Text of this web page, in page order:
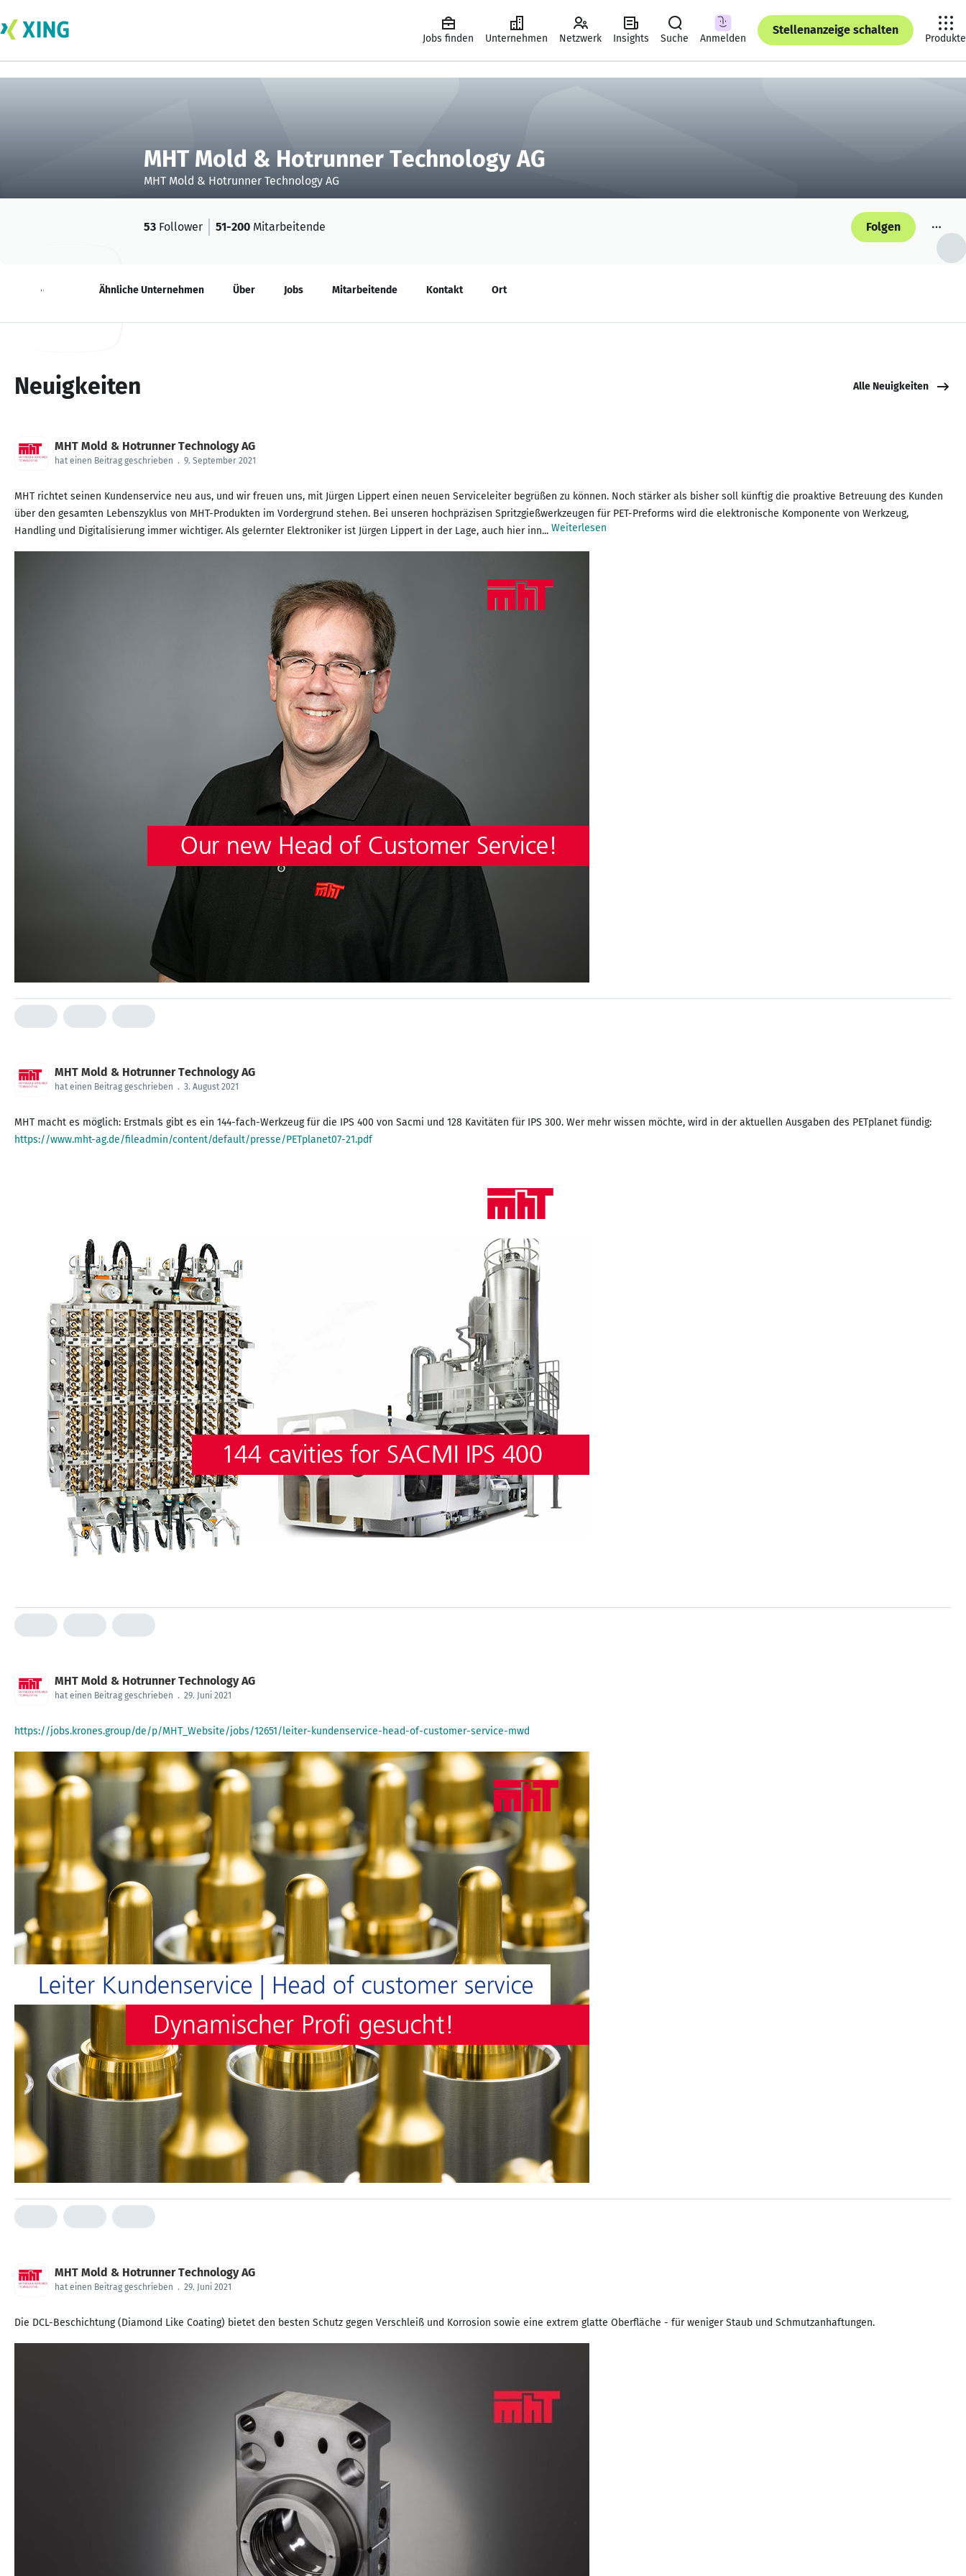
Jobs finden Unternehmen Netzwerk Insights Suche Anmelden
Stellenanzeige schalten
Produkte
MHT Mold & Hotrunner Technology AG
MHT Mold & Hotrunner Technology AG
53 Follower 51-200 Mitarbeitende Folgen
Neuigkeiten Ähnliche Unternehmen Über Jobs Mitarbeitende Kontakt Ort
Neuigkeiten Alle Neuigkeiten
MHT Mold & Hotrunner Technology AG
hat einen Beitrag geschrieben . 9. September 2021
MHT richtet seinen Kundenservice neu aus, und wir freuen uns, mit Jürgen Lippert einen neuen Serviceleiter begrüßen zu können. Noch stärker als bisher soll künftig die proaktive Betreuung des Kunden
über den gesamten Lebenszyklus von MHT-Produkten im Vordergrund stehen. Bei unseren hochpräzisen Spritzgießwerkzeugen für PET-Preforms wird die elektronische Komponente von Werkzeug,
Handling und Digitalisierung immer wichtiger. Als gelernter Elektroniker ist Jürgen Lippert in der Lage, auch hier inn... Weiterlesen
MHT Mold & Hotrunner Technology AG
hat einen Beitrag geschrieben . 3. August 2021
https://www.mht-ag.de/fileadmin/content/default/presse/PETplanet07-21.pdf
MHT Mold & Hotrunner Technology AG
hat einen Beitrag geschrieben . 29. Juni 2021
https://jobs.krones.group/de/p/MHT_Website/jobs/12651/leiter-kundenservice-head-of-customer-service-mwd
MHT Mold & Hotrunner Technology AG
hat einen Beitrag geschrieben . 29. Juni 2021
Die DCL-Beschichtung (Diamond Like Coating) bietet den besten Schutz gegen Verschleiß und Korrosion sowie eine extrem glatte Oberfläche - für weniger Staub und Schmutzanhaftungen.